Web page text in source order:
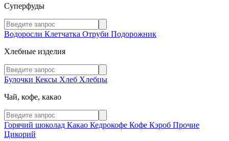
Суперфуды
Водоросли Клетчатка Отруби Подорожник
Хлебные изделия
Булочки Кексы Хлеб Хлебцы
Чай, кофе, какао
Горячий шоколад Какао Кедрокофе Кофе Кэроб Прочие
Цикорий